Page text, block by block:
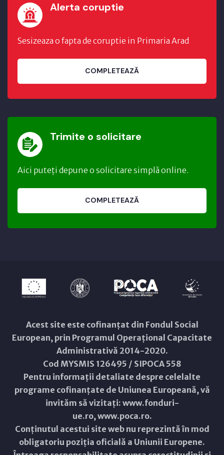
Alerta coruptie
Sesizeaza o fapta de coruptie in Primaria Arad
COMPLETEAZĂ
Trimite o solicitare
Aici puteți depune o solicitare simplă online.
COMPLETEAZĂ
Acest site este cofinanțat din Fondul Social
European, prin Programul Operațional Capacitate
Administrativă 2014-2020.
Cod MYSMIS 126495 / SIPOCA 558
Pentru informații detaliate despre celelalte
programe cofinanțate de Uniunea Europeană, vă
invităm să vizitați: www.fonduri-
ue.ro,www.poca.ro.
Conținutul acestui site web nu reprezintă în mod
obligatoriu poziția oficială a Uniunii Europene.